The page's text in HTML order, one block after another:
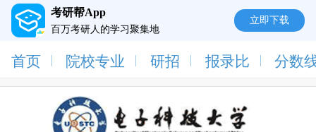
考研帮App
百万考研人的学习聚集地
立即下载
首页 院校专业 研招 报录比 分数